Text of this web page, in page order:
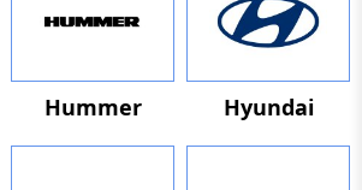
Hummer Hyundai